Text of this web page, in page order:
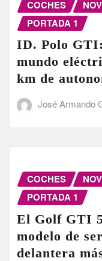
COCHES
PORTADA 1
ID. Polo
mundo
km de
José Armando
COCHES
PORTADA 1
El Golf GTI
modelo de
delantera